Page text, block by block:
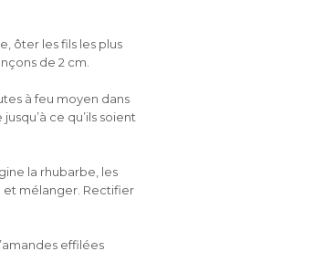
ôter les fils les plus
de 2 cm.
à feu moyen dans
ce qu’ils soient
la rhubarbe, les
et mélanger. Rectifier
effilées